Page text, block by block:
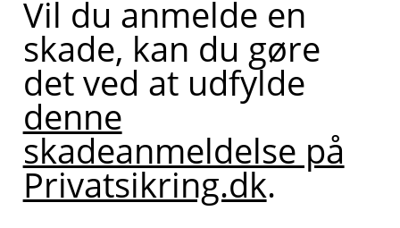
Vil du anmelde en
skade, kan du gøre
det ved at udfylde
denne
skadeanmeldelse på
Privatsikring.dk.